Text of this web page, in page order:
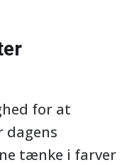
for at
dagens
tænke i farver